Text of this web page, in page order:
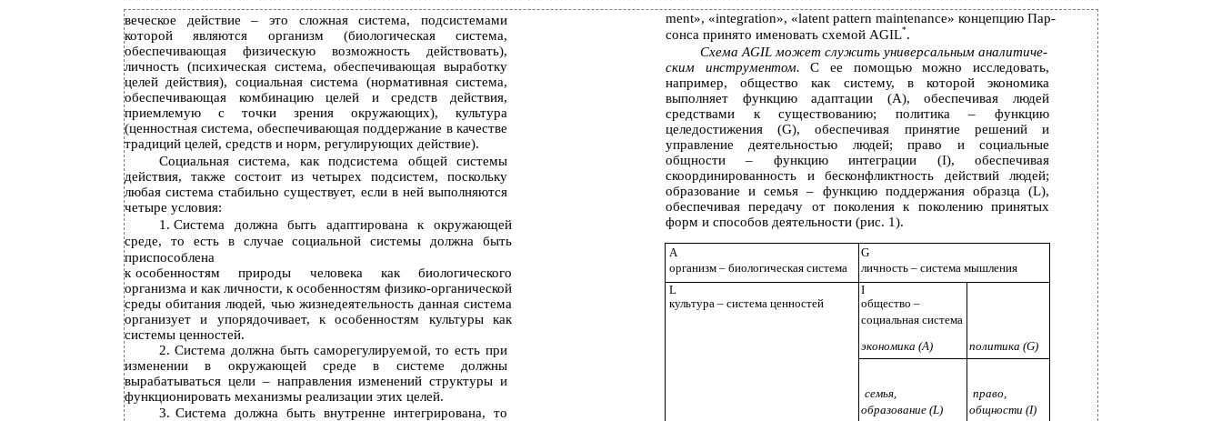
веческое действие – это сложная система, подсистемами
которой являются организм (биологическая система,
обеспечивающая физическую возможность действовать),
личность (психическая система, обеспечивающая выработку
целей действия), социальная система (нормативная система,
обеспечивающая комбинацию целей и средств действия,
приемлемую с точки зрения окружающих), культура
(ценностная система, обеспечивающая поддержание в качестве
традиций целей, средств и норм, регулирующих действие).
Социальная система, как подсистема общей системы
действия, также состоит из четырех подсистем, поскольку
любая система стабильно существует, если в ней выполняются
четыре условия:
1. Система должна быть адаптирована к окружающей
среде, то есть в случае социальной системы должна быть
приспособлена
к особенностям природы человека как биологического
организма и как личности, к особенностям физико-органической
среды обитания людей, чью жизнедеятельность данная система
организует и упорядочивает, к особенностям культуры как
системы ценностей.
2. Система должна быть саморегулируемой, то есть при
изменении в окружающей среде в системе должны
вырабатываться цели – направления изменений структуры и
функционировать механизмы реализации этих целей.
3. Система должна быть внутренне интегрирована, то
ment», «integration», «latent pattern maintenance» концепцию Пар-
сонса принято именовать схемой AGIL* .
Схема AGIL может служить универсальным аналитиче-
ским инструментом.С ее помощью можно исследовать,
например, общество как систему, в которой экономика
выполняет функцию адаптации (А), обеспечивая людей
средствами к существованию; политика – функцию
целедостижения (G), обеспечивая принятие решений и
управление деятельностью людей; право и социальные
общности – функцию интеграции (I), обеспечивая
скоординированность и бесконфликтность действий людей;
образование и семья – функцию поддержания образца (L),
обеспечивая передачу от поколения к поколению принятых
форм и способов деятельности (рис. 1).
A
G
организм – биологическая система
личность – система мышления
L
I
культура – система ценностей
общество –
социальная система
экономика (A)
политика (G)
семья,
право,
образование (L)
общности (I)